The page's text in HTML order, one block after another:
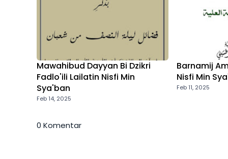
Mawahibud Dayyan Bi Dzikri
Fadlo'ili Lailatin Nisfi Min
Sya'ban
Feb 14, 2025
Barnamij
Nisfi Min
Feb 11, 2025
0 Komentar